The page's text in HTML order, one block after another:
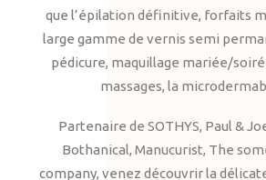
que l’épilation définitive, forfaits
large gamme de vernis semi
pédicure, maquillage mariée/
massages, la
Partenaire de SOTHYS, Paul &
Bothanical, Manucurist, The
company, venez découvrir la